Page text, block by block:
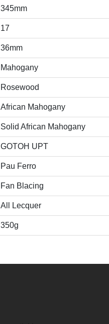
345mm
17
36mm
Mahogany
Rosewood
African Mahogany
Solid African Mahogany
GOTOH UPT
Pau Ferro
Fan Blacing
All Lecquer
350g